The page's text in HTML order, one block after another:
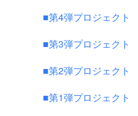
■第4弾プロジェクト
■第3弾プロジェクト
■第2弾プロジェクト
■第1弾プロジェクト